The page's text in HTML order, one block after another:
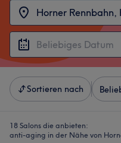
Sortieren nach
18 Salons die anbieten:
anti-aging in der Nähe von